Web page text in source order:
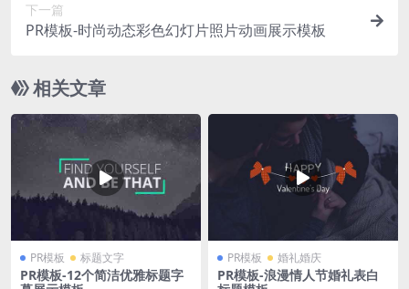
下一篇
PR模板-时尚动态彩色幻灯片照片动画展示模板
相关文章
PR模板 标题文字
PR模板-12个简洁优雅标题字
PR模板 婚礼婚庆
PR模板-浪漫情人节婚礼表白